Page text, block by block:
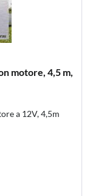
motore, 4,5 m,
a 12V, 4,5m